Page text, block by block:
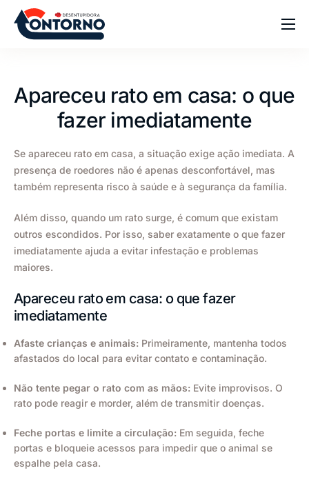
Serviços
Dúvidas
Contato
Apareceu rato em casa: o que
fazer imediatamente
Se apareceu rato em casa, a situação exige ação imediata. A
presença de roedores não é apenas desconfortável, mas
também representa risco à saúde e à segurança da família.
Além disso, quando um rato surge, é comum que existam
outros escondidos. Por isso, saber exatamente o que fazer
imediatamente ajuda a evitar infestação e problemas
maiores.
Apareceu rato em casa: o que fazer
imediatamente
Afaste crianças e animais: Primeiramente, mantenha todos
afastados do local para evitar contato e contaminação.
Não tente pegar o rato com as mãos: Evite improvisos. O
rato pode reagir e morder, além de transmitir doenças.
Feche portas e limite a circulação: Em seguida, feche
portas e bloqueie acessos para impedir que o animal se
espalhe pela casa.